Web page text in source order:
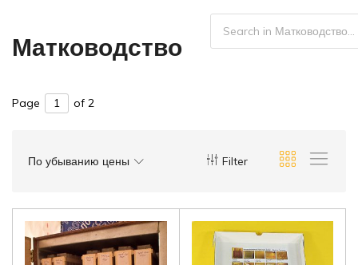
Матководство
Page of 2
Filter
По убыванию цены